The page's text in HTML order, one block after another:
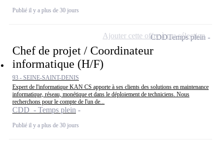
Publié il y a plus de 30 jours
Chef de projet / Coordinateur
informatique (H/F)
93 - SEINE-SAINT-DENIS
Expert de l'informatique KAN CS apporte à ses clients des solutions en maintenance
informatique, réseau, monétique et dans le déploiement de techniciens. Nous
recherchons pour le compte de l'un de...
CDD - Temps plein
Publié il y a plus de 30 jours
CDDTemps plein
Ajouter cette offre à ma sélection